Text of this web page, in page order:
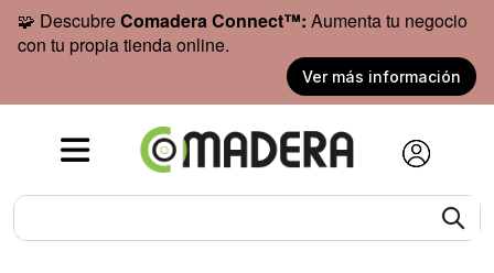
🧩 DescubreComadera Connect™: Aumenta tu negocio
con tu propia tienda online.
Ver más información